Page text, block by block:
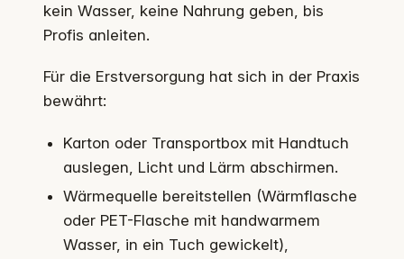
kein Wasser, keine Nahrung geben, bis
Profis anleiten.
Für die Erstversorgung hat sich in der Praxis
bewährt:
Karton oder Transportbox mit Handtuch
auslegen, Licht und Lärm abschirmen.
Wärmequelle bereitstellen (Wärmflasche
oder PET-Flasche mit handwarmem
Wasser, in ein Tuch gewickelt),